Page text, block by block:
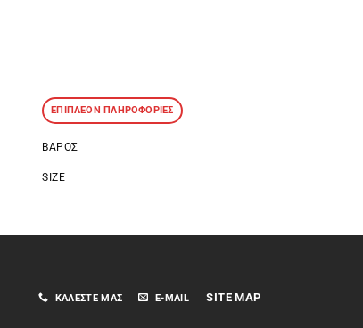
ΕΠΙΠΛΈΟΝ ΠΛΗΡΟΦΟΡΊΕΣ
ΒΆΡΟΣ
SIZE
ΚΑΛΈΣΤΕ ΜΑΣ E-MAIL SITE MAP